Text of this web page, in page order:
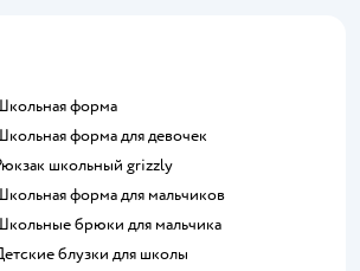
Школьная форма
Школьная форма для девочек
Рюкзак школьный grizzly
Школьная форма для мальчиков
Школьные брюки для мальчика
Детские блузки для школы